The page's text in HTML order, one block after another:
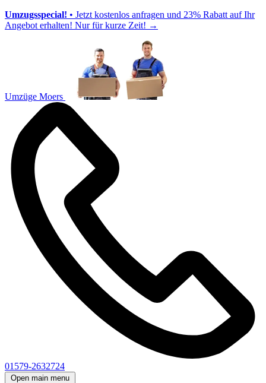
Umzugsspecial! • Jetzt kostenlos anfragen und 23% Rabatt auf Ihr
Angebot erhalten! Nur für kurze Zeit! →
Umzüge Moers
01579-2632724
Open main menu